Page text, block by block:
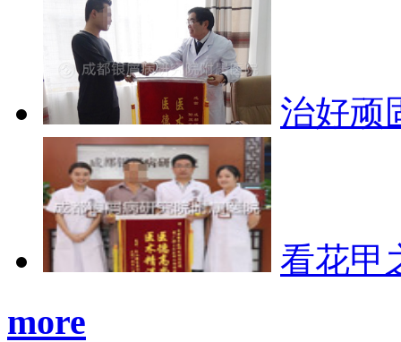
治好顽
看花甲
more